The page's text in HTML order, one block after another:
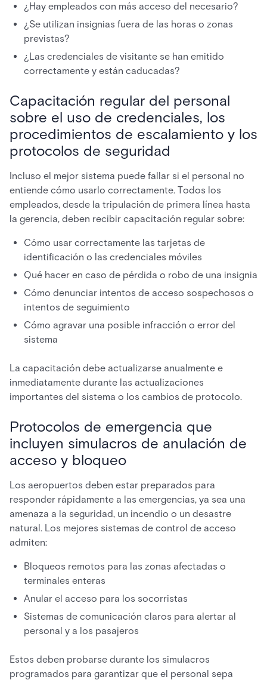
¿Hay empleados con más acceso del necesario?
¿Se utilizan insignias fuera de las horas o zonas
previstas?
¿Las credenciales de visitante se han emitido
correctamente y están caducadas?
Capacitación regular del personal
sobre el uso de credenciales, los
procedimientos de escalamiento y los
protocolos de seguridad
Incluso el mejor sistema puede fallar si el personal no
entiende cómo usarlo correctamente. Todos los
empleados, desde la tripulación de primera línea hasta
la gerencia, deben recibir capacitación regular sobre:
Cómo usar correctamente las tarjetas de
identificación o las credenciales móviles
Qué hacer en caso de pérdida o robo de una insignia
Cómo denunciar intentos de acceso sospechosos o
intentos de seguimiento
Cómo agravar una posible infracción o error del
sistema
La capacitación debe actualizarse anualmente e
inmediatamente durante las actualizaciones
importantes del sistema o los cambios de protocolo.
Protocolos de emergencia que
incluyen simulacros de anulación de
acceso y bloqueo
Los aeropuertos deben estar preparados para
responder rápidamente a las emergencias, ya sea una
amenaza a la seguridad, un incendio o un desastre
natural. Los mejores sistemas de control de acceso
admiten:
Bloqueos remotos para las zonas afectadas o
terminales enteras
Anular el acceso para los socorristas
Sistemas de comunicación claros para alertar al
personal y a los pasajeros
Estos deben probarse durante los simulacros
programados para garantizar que el personal sepa